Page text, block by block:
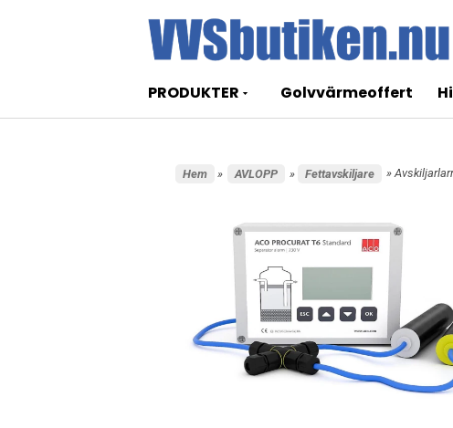
PRODUKTER Golvvärmeoffert
Hem » AVLOPP » Fettavskiljare »